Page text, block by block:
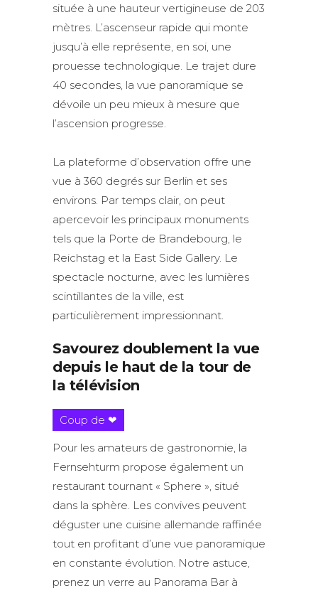
située à une hauteur vertigineuse de 203
mètres. L’ascenseur rapide qui monte
jusqu’à elle représente, en soi, une
prouesse technologique. Le trajet dure
40 secondes, la vue panoramique se
dévoile un peu mieux à mesure que
l’ascension progresse.
La plateforme d’observation offre une
vue à 360 degrés sur Berlin et ses
environs. Par temps clair, on peut
apercevoir les principaux monuments
tels que la Porte de Brandebourg, le
Reichstag et la East Side Gallery. Le
spectacle nocturne, avec les lumières
scintillantes de la ville, est
particulièrement impressionnant.
Savourez doublement la vue
depuis le haut de la tour de
la télévision
Coup de ❤
Pour les amateurs de gastronomie, la
Fernsehturm propose également un
restaurant tournant « Sphere », situé
dans la sphère. Les convives peuvent
déguster une cuisine allemande raffinée
tout en profitant d’une vue panoramique
en constante évolution. Notre astuce,
prenez un verre au Panorama Bar à